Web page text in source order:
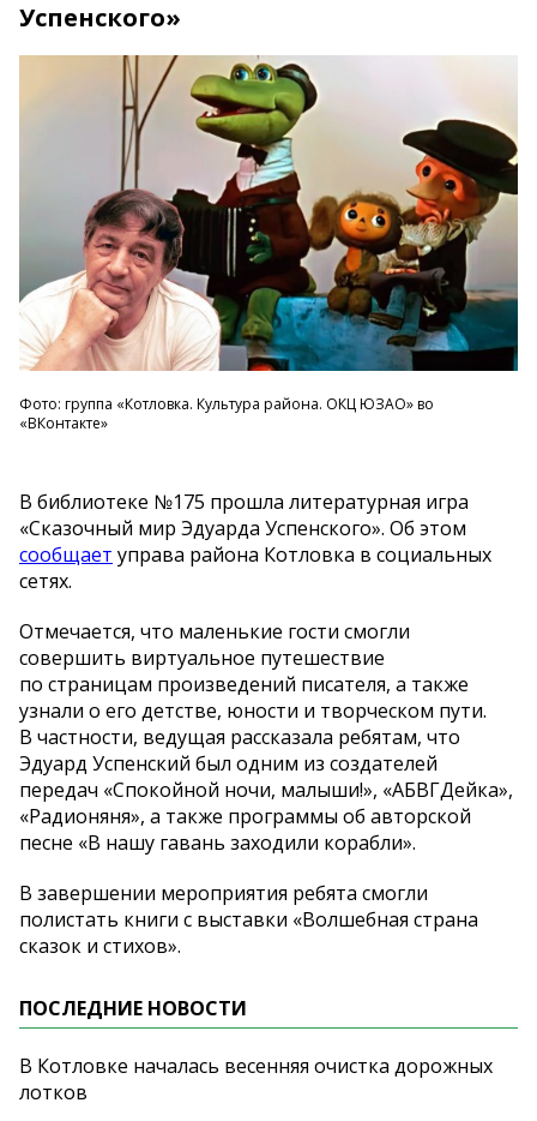
Успенского»
Фото: группа «Котловка. Культура района. ОКЦ ЮЗАО» во
«ВКонтакте»
В библиотеке №175 прошла литературная игра
«Сказочный мир Эдуарда Успенского». Об этом
сообщает управа района Котловка в социальных
сетях.
Отмечается, что маленькие гости смогли
совершить виртуальное путешествие
по страницам произведений писателя, а также
узнали о его детстве, юности и творческом пути.
В частности, ведущая рассказала ребятам, что
Эдуард Успенский был одним из создателей
передач «Спокойной ночи, малыши!», «АБВГДейка»,
«Радионяня», а также программы об авторской
песне «В нашу гавань заходили корабли».
В завершении мероприятия ребята смогли
полистать книги с выставки «Волшебная страна
сказок и стихов».
ПОСЛЕДНИЕ НОВОСТИ
В Котловке началась весенняя очистка дорожных
лотков